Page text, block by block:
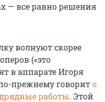
— все равно решения
волнуют скорее
(«это
в аппарате Игоря
прежнему говорито
работы. Этой